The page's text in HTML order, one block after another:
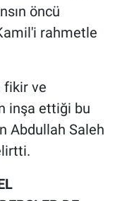
öncü
rahmetle
fikir ve
inşa ettiği bu
Abdullah Saleh